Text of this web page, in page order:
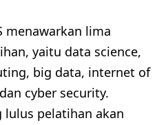
menawarkan lima
yaitu data science,
big data, internet of
cyber security.
lulus pelatihan akan